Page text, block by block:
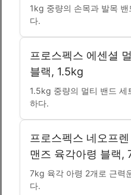
1kg 중량의 손목과 발목
다.
프로스펙스 에센셜
블랙, 1.5kg
1.5kg 중량의 멀티 밴드 세
하다.
프로스펙스 네오프
맨즈 육각아령 블랙,
7kg 육각 아령 2개로 근력
다.